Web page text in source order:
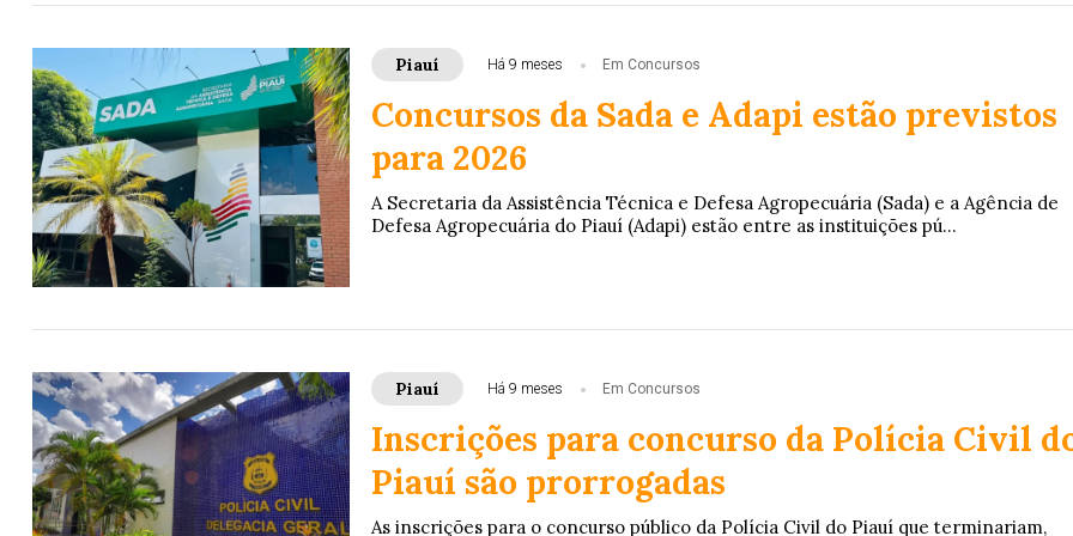
Piauí Há 9 meses Em Concursos
Concursos da Sada e Adapi estão previstos
para 2026
A Secretaria da Assistência Técnica e Defesa Agropecuária (Sada) e a Agência de
Defesa Agropecuária do Piauí (Adapi) estão entre as instituições pú...
Piauí Há 9 meses Em Concursos
Inscrições para concurso da Polícia Civil
Piauí são prorrogadas
As inscrições para o concurso público da Polícia Civil do Piauí que terminariam,